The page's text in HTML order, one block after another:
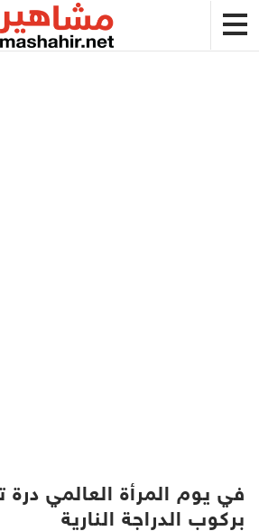
في يوم المرأة العالمي درة
بركوب الدراجة النارية